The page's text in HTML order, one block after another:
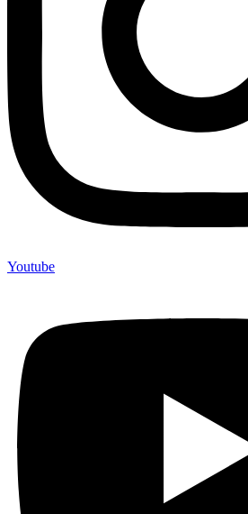
Youtube